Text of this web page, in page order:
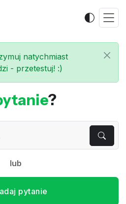
natychmiast
- przetestuj! :)
?
lub
pytanie